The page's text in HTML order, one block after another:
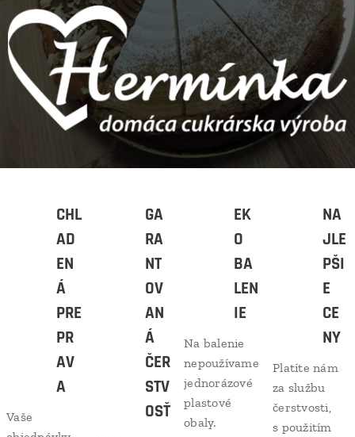
CHL
AD
EN
Á
PRE
PR
AV
A
Vaše
GA
RA
NT
OV
AN
Á
ČER
STV
OSŤ
EK
O
BA
LEN
IE
Na balenie
nepoužívame
jednorázové
plastové
obaly.
NA
JLE
PŠI
E
CE
NY
Platíte nám
za službu
čerstvosti,
s použitím